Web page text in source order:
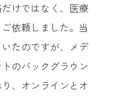
けではなく、医療
依頼しました。当
たのですが、メデ
のバックグラウン
、オンラインとオ